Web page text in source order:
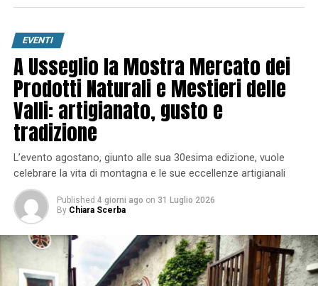
EVENTI
A Usseglio la Mostra Mercato dei
Prodotti Naturali e Mestieri delle
Valli: artigianato, gusto e
tradizione
L’evento agostano, giunto alle sua 30esima edizione, vuole
celebrare la vita di montagna e le sue eccellenze artigianali
Published 4 giorni ago on 31 Luglio 2026
By Chiara Scerba